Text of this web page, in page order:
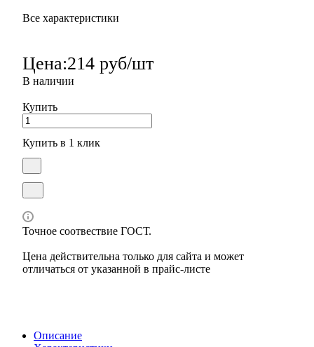
Все характеристики
Цена:214 руб/шт
В наличии
Купить
Купить в 1 клик
Точное соотвествие ГОСТ.
Цена действительна только для сайта и может
отличаться от указанной в прайс-листе
Описание